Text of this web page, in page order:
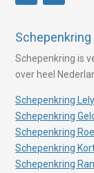
Schepenkring is
over heel
Schepenkring
Schepenkring
Schepenkring
Schepenkring
Schepenkring